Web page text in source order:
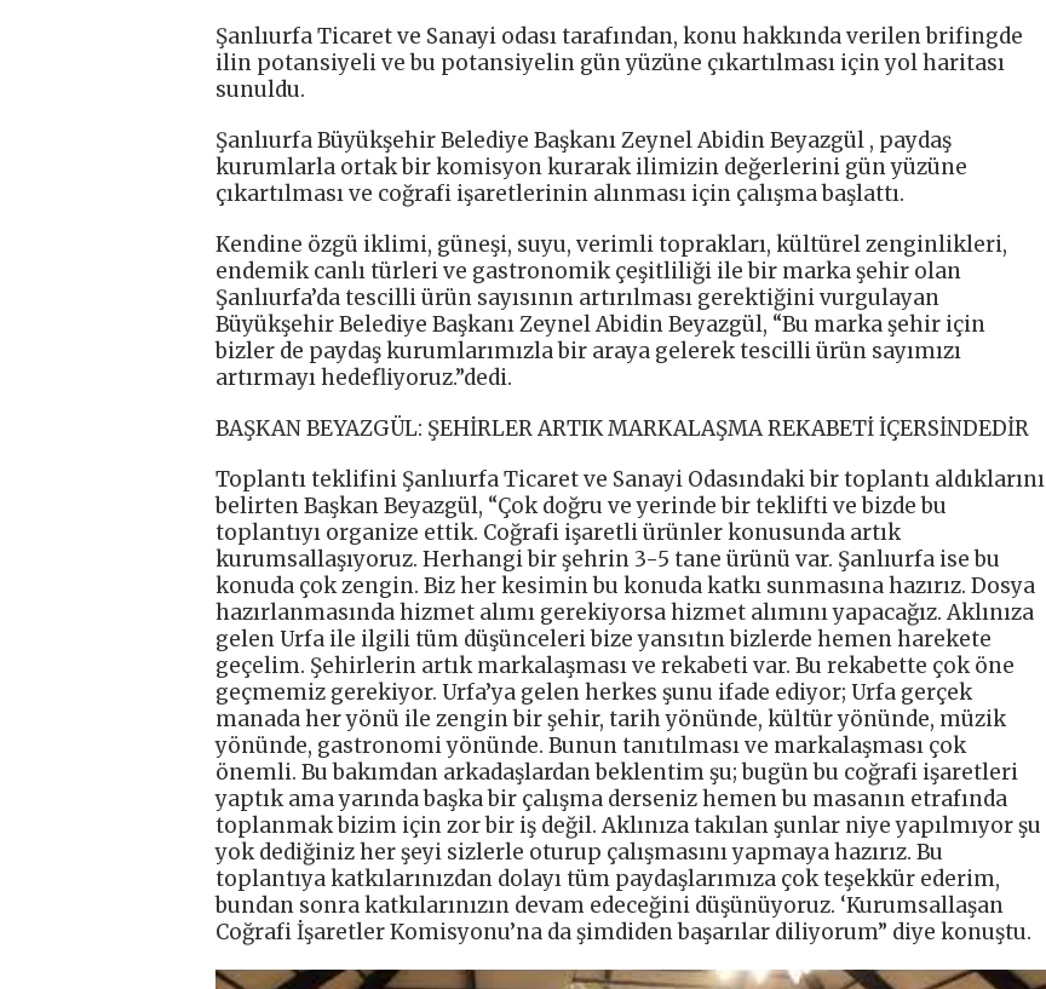
Şanlıurfa Ticaret ve Sanayi odası tarafından, konu hakkında verilen brifingde
ilin potansiyeli ve bu potansiyelin gün yüzüne çıkartılması için yol haritası
sunuldu.
Şanlıurfa Büyükşehir Belediye Başkanı Zeynel Abidin Beyazgül , paydaş
kurumlarla ortak bir komisyon kurarak ilimizin değerlerini gün yüzüne
çıkartılması ve coğrafi işaretlerinin alınması için çalışma başlattı.
Kendine özgü iklimi, güneşi, suyu, verimli toprakları, kültürel zenginlikleri,
endemik canlı türleri ve gastronomik çeşitliliği ile bir marka şehir olan
Şanlıurfa’da tescilli ürün sayısının artırılması gerektiğini vurgulayan
Büyükşehir Belediye Başkanı Zeynel Abidin Beyazgül, “Bu marka şehir için
bizler de paydaş kurumlarımızla bir araya gelerek tescilli ürün sayımızı
artırmayı hedefliyoruz.”dedi.
BAŞKAN BEYAZGÜL: ŞEHİRLER ARTIK MARKALAŞMA REKABETİ İÇERSİNDEDİR
Toplantı teklifini Şanlıurfa Ticaret ve Sanayi Odasındaki bir toplantı aldıklarını
belirten Başkan Beyazgül, “Çok doğru ve yerinde bir teklifti ve bizde bu
toplantıyı organize ettik. Coğrafi işaretli ürünler konusunda artık
kurumsallaşıyoruz. Herhangi bir şehrin 3-5 tane ürünü var. Şanlıurfa ise bu
konuda çok zengin. Biz her kesimin bu konuda katkı sunmasına hazırız. Dosya
hazırlanmasında hizmet alımı gerekiyorsa hizmet alımını yapacağız. Aklınıza
gelen Urfa ile ilgili tüm düşünceleri bize yansıtın bizlerde hemen harekete
geçelim. Şehirlerin artık markalaşması ve rekabeti var. Bu rekabette çok öne
geçmemiz gerekiyor. Urfa’ya gelen herkes şunu ifade ediyor; Urfa gerçek
manada her yönü ile zengin bir şehir, tarih yönünde, kültür yönünde, müzik
yönünde, gastronomi yönünde. Bunun tanıtılması ve markalaşması çok
önemli. Bu bakımdan arkadaşlardan beklentim şu; bugün bu coğrafi işaretleri
yaptık ama yarında başka bir çalışma derseniz hemen bu masanın etrafında
toplanmak bizim için zor bir iş değil. Aklınıza takılan şunlar niye yapılmıyor şu
yok dediğiniz her şeyi sizlerle oturup çalışmasını yapmaya hazırız. Bu
toplantıya katkılarınızdan dolayı tüm paydaşlarımıza çok teşekkür ederim,
bundan sonra katkılarınızın devam edeceğini düşünüyoruz. ‘Kurumsallaşan
Coğrafi İşaretler Komisyonu’na da şimdiden başarılar diliyorum” diye konuştu.